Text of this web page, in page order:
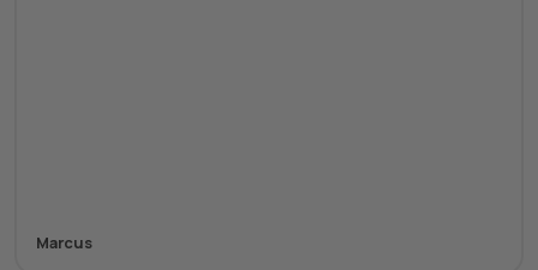
Marcus